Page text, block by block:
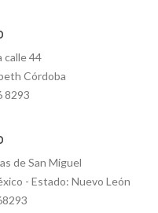
calle 44
Córdoba
8293
de San Miguel
- Estado: Nuevo León